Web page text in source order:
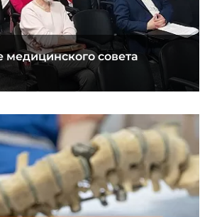
медицинского совета